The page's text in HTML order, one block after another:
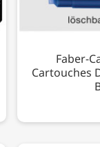
Faber-
Cartouches